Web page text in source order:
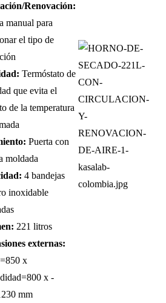
Renovación:
manual para
el tipo de
Termóstato de
que evita el
de la temperatura
Puerta con
moldada
4 bandejas
inoxidable
221 litros
externas:
x
x -
mm